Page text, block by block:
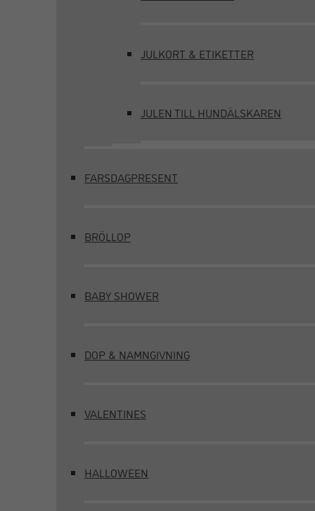
JULKORT & ETIKETTER
JULEN TILL HUNDÄLSKAREN
FARSDAGPRESENT
BRÖLLOP
BABY SHOWER
DOP & NAMNGIVNING
VALENTINES
HALLOWEEN